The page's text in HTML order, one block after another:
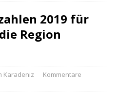
2019 für
Region
Karadeniz
Kommentare